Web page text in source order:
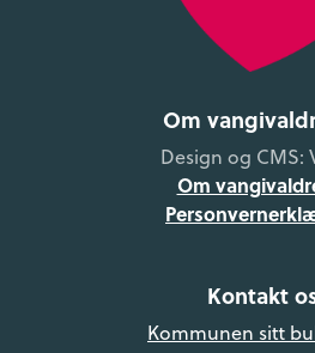
Om
Design og CMS:
Om
Kontakt
Kommunen sitt